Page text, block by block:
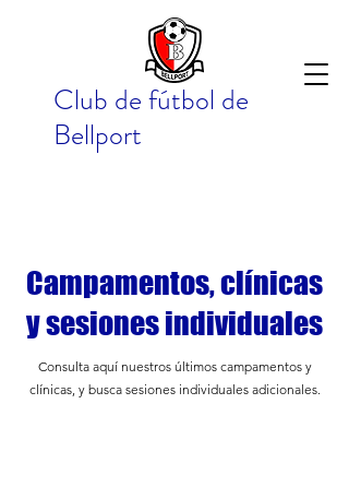
Club de fútbol de
Bellport
Campamentos, clínicas
y sesiones individuales
Consulta aquí nuestros últimos campamentos y
clínicas, y buscasesiones individuales adicionales.